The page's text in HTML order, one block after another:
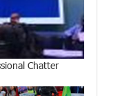
Chatter